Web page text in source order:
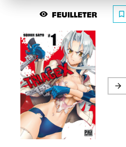
visibility FEUILLETER bookmark_border
arrow_forward